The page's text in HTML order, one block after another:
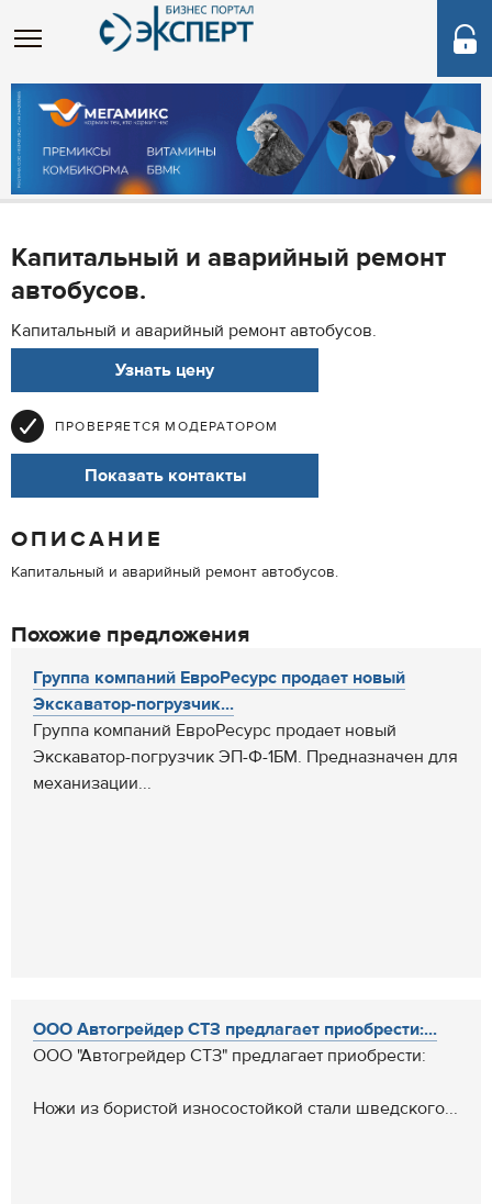
Капитальный и аварийный ремонт
автобусов.
Капитальный и аварийный ремонт автобусов.
Узнать цену
ПРОВЕРЯЕТСЯ МОДЕРАТОРОМ
Показать контакты
ОПИСАНИЕ
Капитальный и аварийный ремонт автобусов.
Похожие предложения
Группа компаний ЕвроРесурс продает новый
Экскаватор-погрузчик...
Группа компаний ЕвроРесурс продает новый
Экскаватор-погрузчик ЭП-Ф-1БМ. Предназначен для
механизации...
ООО Автогрейдер СТЗ предлагает приобрести:...
ООО "Автогрейдер СТЗ" предлагает приобрести:
Ножи из бористой износостойкой стали шведского...